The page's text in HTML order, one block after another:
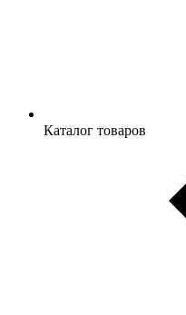
Каталог товаров